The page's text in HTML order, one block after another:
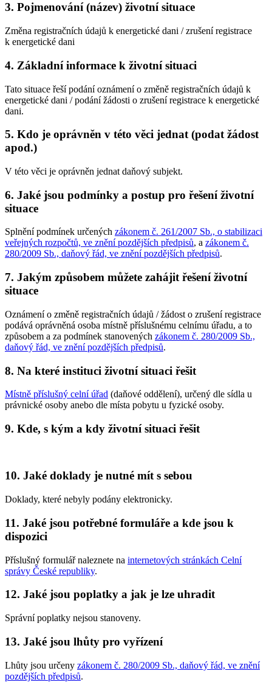
3. Pojmenování (název) životní situace
Změna registračních údajů k energetické dani / zrušení registrace
k energetické dani
4. Základní informace k životní situaci
Tato situace řeší podání oznámení o změně registračních údajů k
energetické dani / podání žádosti o zrušení registrace k energetické
dani.
5. Kdo je oprávněn v této věci jednat (podat žádost
apod.)
V této věci je oprávněn jednat daňový subjekt.
6. Jaké jsou podmínky a postup pro řešení životní
situace
Splnění podmínek určených zákonem č. 261/2007 Sb., o stabilizaci
veřejných rozpočtů, ve znění pozdějších předpisů, a zákonem č.
280/2009 Sb., daňový řád, ve znění pozdějších předpisů.
7. Jakým způsobem můžete zahájit řešení životní
situace
Oznámení o změně registračních údajů / žádost o zrušení registrace
podává oprávněná osoba místně příslušnému celnímu úřadu, a to
způsobem a za podmínek stanovených zákonem č. 280/2009 Sb.,
daňový řád, ve znění pozdějších předpisů.
8. Na které instituci životní situaci řešit
Místně příslušný celní úřad (daňové oddělení), určený dle sídla u
právnické osoby anebo dle místa pobytu u fyzické osoby.
9. Kde, s kým a kdy životní situaci řešit
10. Jaké doklady je nutné mít s sebou
Doklady, které nebyly podány elektronicky.
11. Jaké jsou potřebné formuláře a kde jsou k
dispozici
Příslušný formulář naleznete na internetových stránkách Celní
správy České republiky.
12. Jaké jsou poplatky a jak je lze uhradit
Správní poplatky nejsou stanoveny.
13. Jaké jsou lhůty pro vyřízení
Lhůty jsou určeny zákonem č. 280/2009 Sb., daňový řád, ve znění
pozdějších předpisů.